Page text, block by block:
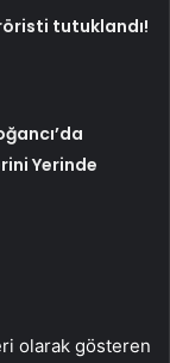
tutuklandı!
Yerinde
olarak gösteren